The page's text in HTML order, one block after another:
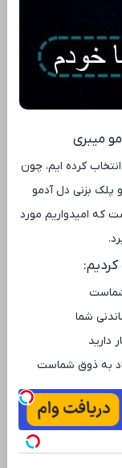
میبری
کرده ‌ایم، چون
پلک بزنی دل آدمو
که امیدواریم مورد
کردیم:
شما
دارید
به ذوق شماست